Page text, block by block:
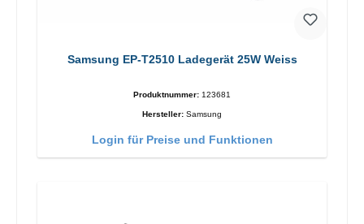
Samsung EP-T2510 Ladegerät 25W Weiss
Produktnummer: 123681
Hersteller: Samsung
Login für Preise und Funktionen